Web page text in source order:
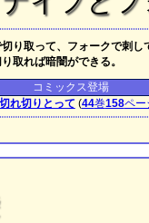
り取って、フォークで刺
取れば暗闇ができる。
コミックス登場
れ切りとって (44巻158ペー